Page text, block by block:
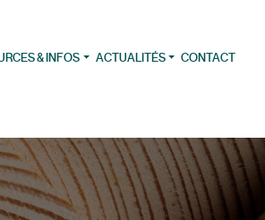
& INFOS ACTUALITÉS CONTACT